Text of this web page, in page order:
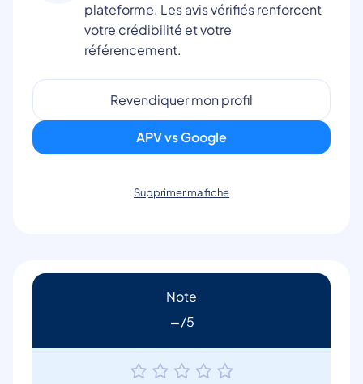
plateforme. Les avis vérifiés renforcent
votre crédibilité et votre
référencement.
Revendiquer mon profil
APV vs Google
Supprimer ma fiche
Note
-